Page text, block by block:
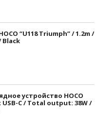
“U118 Triumph” / 1.2m /
Black
устройство HOCO
USB-C / Total output: 38W /